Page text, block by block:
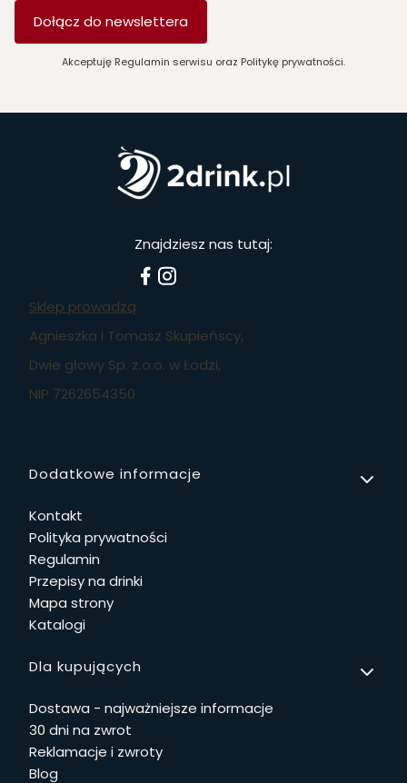
Dołącz do newslettera
Akceptuję Regulamin serwisu oraz Politykę prywatności.
Znajdziesz nas tutaj:
Sklep prowadzą
Agnieszka i Tomasz Skupieńscy,
Dwie głowy Sp. z.o.o. w Łodzi,
NIP 7262654350
Linki w stopce
Dodatkowe informacje
Kontakt
Polityka prywatności
Regulamin
Przepisy na drinki
Mapa strony
Katalogi
Dla kupujących
Dostawa - najważniejsze informacje
30 dni na zwrot
Reklamacje i zwroty
Blog